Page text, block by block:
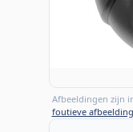
Afbeeldingen zijn
foutieve afbeelding